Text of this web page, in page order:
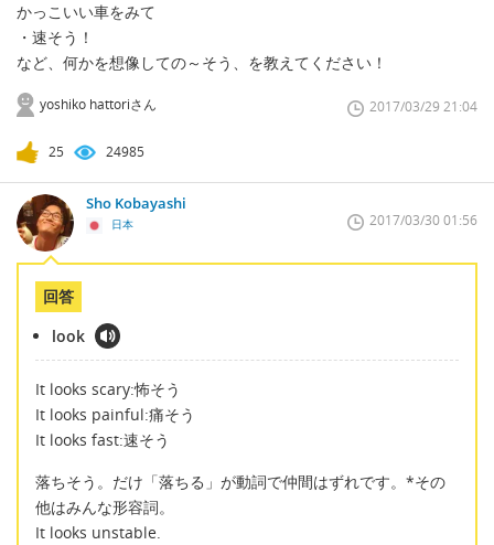
かっこいい車をみて
・速そう！
など、何かを想像しての～そう、を教えてください！
yoshiko hattoriさん 2017/03/29 21:04
25 24985
Sho Kobayashi
日本 2017/03/30 01:56
回答
look
It looks scary:怖そう
It looks painful:痛そう
It looks fast:速そう
落ちそう。だけ「落ちる」が動詞で仲間はずれです。*その
他はみんな形容詞。
It looks unstable.